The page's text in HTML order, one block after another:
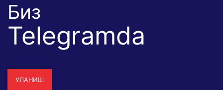
Биз
Telegramda
УЛАНИШ